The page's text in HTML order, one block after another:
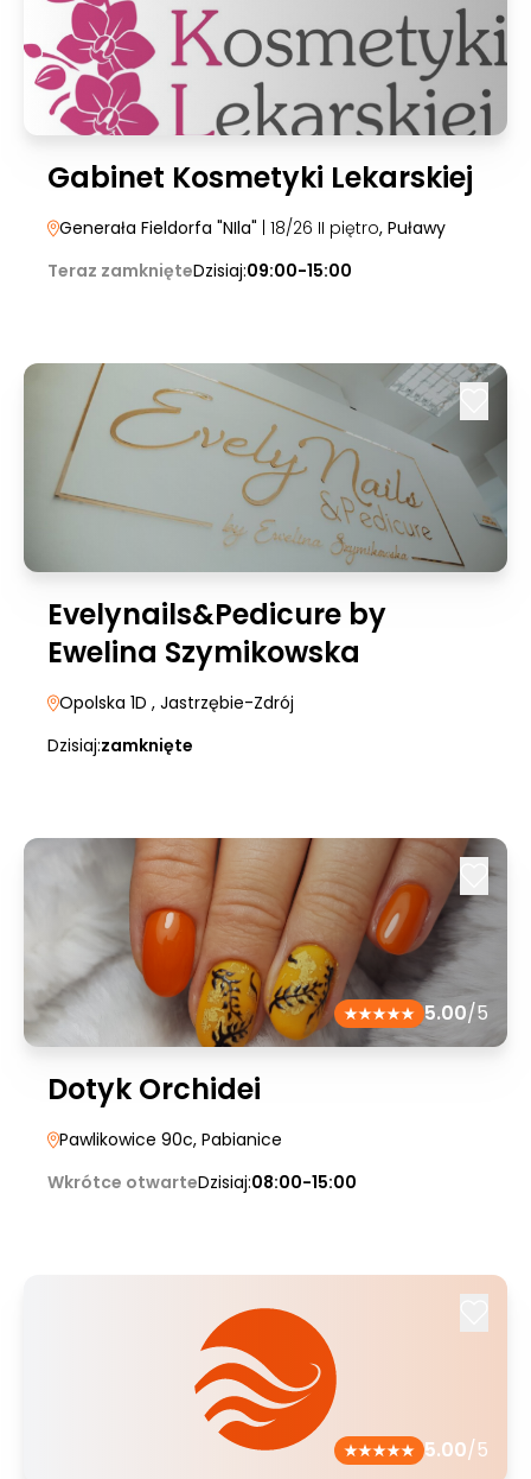
Gabinet Kosmetyki Lekarskiej
Generała Fieldorfa "NIla" | 18/26 II piętro, Puławy
Teraz zamknięteDzisiaj:09:00-15:00
Evelynails&Pedicure by
Ewelina Szymikowska
Opolska 1D , Jastrzębie-Zdrój
Dzisiaj:zamknięte
5.00/5
Dotyk Orchidei
Pawlikowice 90c, Pabianice
Wkrótce otwarteDzisiaj:08:00-15:00
5.00/5